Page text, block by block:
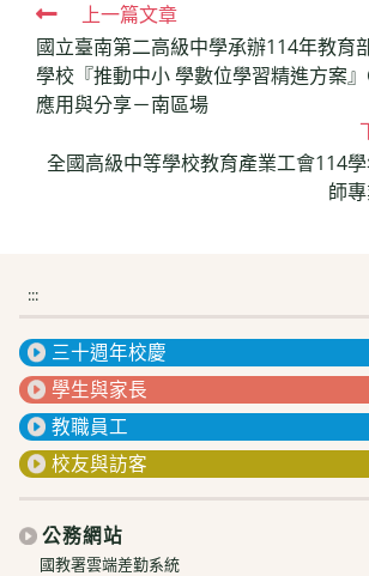
Read
more
articles
上一篇文章
國立臺南第二高級中學承辦114年教育
學校『推動中小 學數位學習精進方案
應用與分享－南區場
全國高級中等學校教育產業工會114
師
:::
三十週年校慶
學生與家長
教職員工
校友與訪客
公務網站
國教署雲端差勤系統